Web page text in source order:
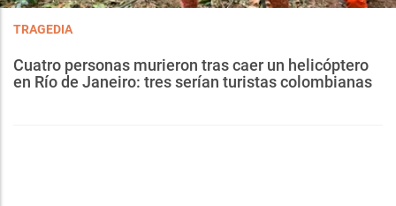
TRAGEDIA
Cuatro personas murieron tras caer un helicóptero
en Río de Janeiro: tres serían turistas colombianas